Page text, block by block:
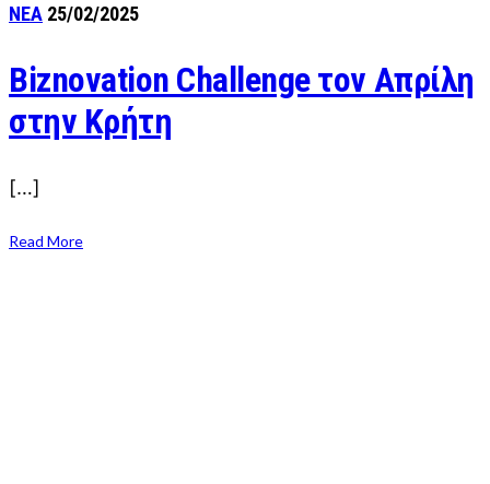
ΝΕΑ 25/02/2025
Biznovation Challenge τον Απρίλη
στην Κρήτη
[…]
Read More